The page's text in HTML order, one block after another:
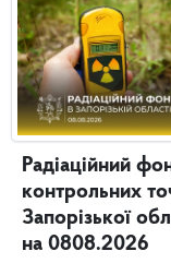
Радіаційний
контрольних
Запорізької
на 0808.2026